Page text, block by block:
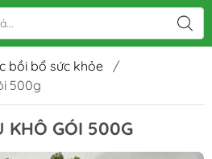
bồi bổ sức khỏe
/
500g
KHÔ GÓI 500G